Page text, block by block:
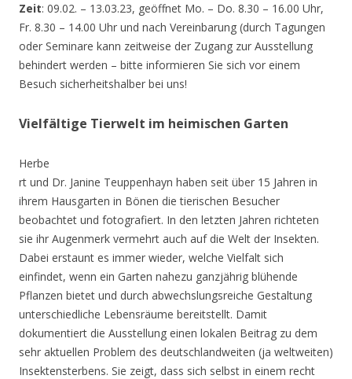
Zeit: 09.02. – 13.03.23, geöffnet Mo. – Do. 8.30 – 16.00 Uhr,
Fr. 8.30 – 14.00 Uhr und nach Vereinbarung (durch Tagungen
oder Seminare kann zeitweise der Zugang zur Ausstellung
behindert werden – bitte informieren Sie sich vor einem
Besuch sicherheitshalber bei uns!
Vielfältige Tierwelt im heimischen Garten
Herbe
rt und Dr. Janine Teuppenhayn haben seit über 15 Jahren in
ihrem Hausgarten in Bönen die tierischen Besucher
beobachtet und fotografiert. In den letzten Jahren richteten
sie ihr Augenmerk vermehrt auch auf die Welt der Insekten.
Dabei erstaunt es immer wieder, welche Vielfalt sich
einfindet, wenn ein Garten nahezu ganzjährig blühende
Pflanzen bietet und durch abwechslungsreiche Gestaltung
unterschiedliche Lebensräume bereitstellt. Damit
dokumentiert die Ausstellung einen lokalen Beitrag zu dem
sehr aktuellen Problem des deutschlandweiten (ja weltweiten)
Insektensterbens. Sie zeigt, dass sich selbst in einem recht